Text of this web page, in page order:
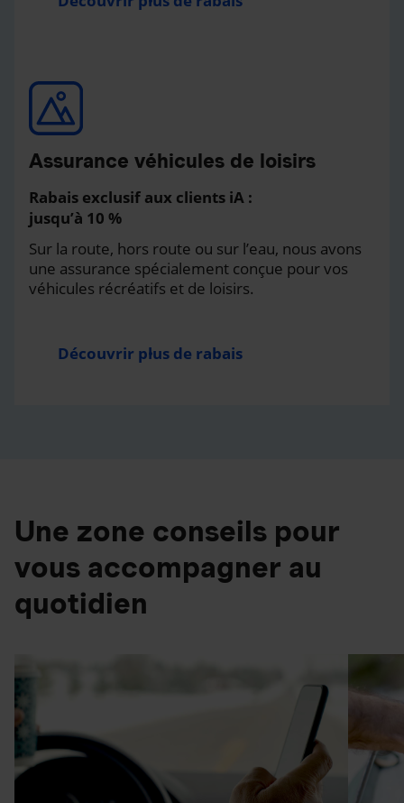
Assurance véhicules de loisirs
Rabais exclusif aux clients iA :
jusqu’à 10 %
Sur la route, hors route ou sur l’eau, nous avons
une assurance spécialement conçue pour vos
véhicules récréatifs et de loisirs.
Découvrir plus de rabais
Une zone conseils pour
vous accompagner au
quotidien